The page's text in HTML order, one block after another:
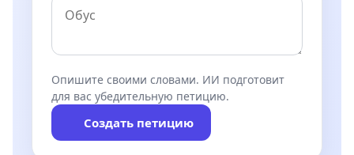
Опишите своими словами. ИИ подготовит
для вас убедительную петицию.
Создать петицию